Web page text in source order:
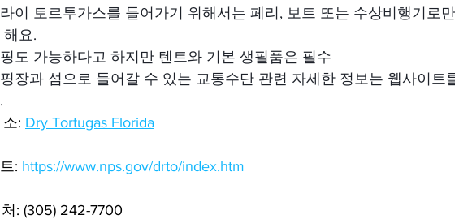
이 토르투가스를 들어가기 위해서는 페리, 보트 또는 수상비행기로
해요.
도 가능하다고 하지만 텐트와 기본 생필품은 필수
장과 섬으로 들어갈 수 있는 교통수단 관련 자세한 정보는 웹사이트
: Dry Tortugas Florida
: https://www.nps.gov/drto/index.htm
: (305) 242-7700